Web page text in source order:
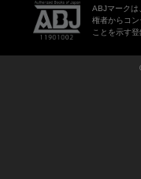
ABJマークは
権者からコ
ことを示す